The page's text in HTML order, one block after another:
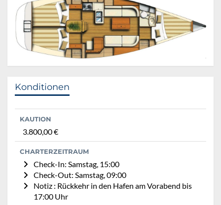
Konditionen
KAUTION
3.800,00 €
CHARTERZEITRAUM
Check-In: Samstag, 15:00
Check-Out: Samstag, 09:00
Notiz : Rückkehr in den Hafen am Vorabend bis
17:00 Uhr